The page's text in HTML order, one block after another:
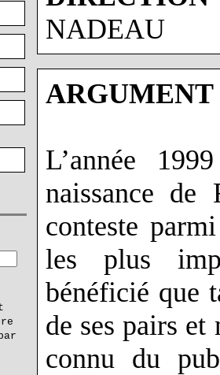
NADEAU
ARGUMENT
L’année
naissance de
conteste
les plus
bénéficié que
de ses pairs et
connu du